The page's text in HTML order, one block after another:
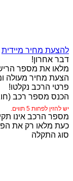
להצעת מחיר מיידית
דבר אחרון!
מלאו את מספר
הצעת מחיר מעולה
פרטי הרכב נקלטו!
הכנס מספר רכב
יש להזין לפחות 5 תווים.
מספר הרכב אינו
כעת מלאו רק את
סוג התקלה